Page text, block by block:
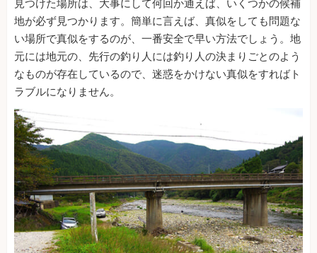
見つけた場所は、大事にして何回か通えば、いくつかの候補
地が必ず見つかります。簡単に言えば、真似をしても問題な
い場所で真似をするのが、一番安全で早い方法でしょう。地
元には地元の、先行の釣り人には釣り人の決まりごとのよう
なものが存在しているので、迷惑をかけない真似をすればト
ラブルになりません。